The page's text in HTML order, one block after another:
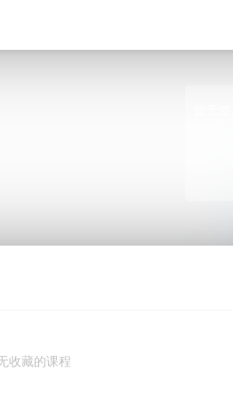
收藏的课程